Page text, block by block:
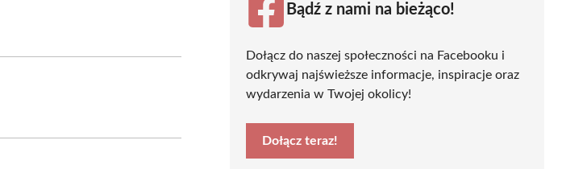
Bądź z nami na bieżąco!
Dołącz do naszej społeczności na Facebooku i
odkrywaj najświeższe informacje, inspiracje oraz
wydarzenia w Twojej okolicy!
Dołącz teraz!